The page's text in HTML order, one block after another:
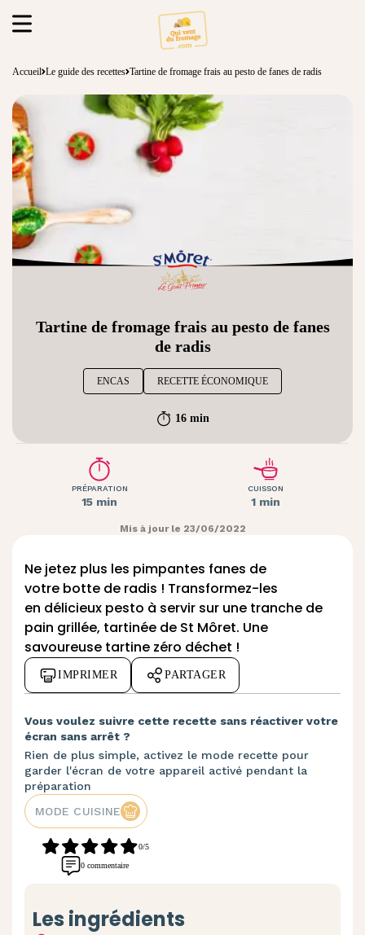
Accueil Le guide des recettes Tartine de fromage frais au pesto de fanes de radis
Tartine de fromage frais au pesto de fanes
de radis
ENCAS RECETTE ÉCONOMIQUE
16 min
PRÉPARATION
15 min
CUISSON
1 min
Mis à jour le 23/06/2022
Ne jetez plus les pimpantes fanes de
votre botte de radis ! Transformez-les
en délicieux pesto à servir sur une tranche de
pain grillée, tartinée de St Môret. Une
savoureuse tartine zéro déchet !
IMPRIMER PARTAGER
Vous voulez suivre cette recette sans réactiver votre
écran sans arrêt ?
Rien de plus simple, activez le mode recette pour
garder l'écran de votre appareil activé pendant la
préparation
MODE CUISINE
0/5
0 commentaire
Les ingrédients